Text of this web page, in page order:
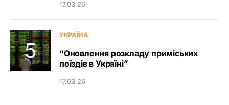
17.03.26
УКРАЇНА
“Оновлення розкладу приміських
поїздів в Україні”
17.03.26